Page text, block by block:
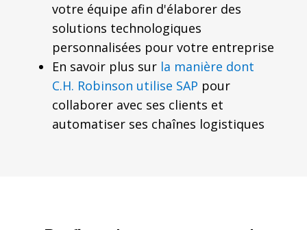
votre équipe afin d'élaborer des
solutions technologiques
personnalisées pour votre entreprise
En savoir plus sur la manière dont
C.H. Robinson utilise SAP pour
collaborer avec ses clients et
automatiser ses chaînes logistiques